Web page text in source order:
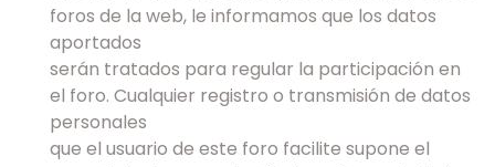
foros de la web, le informamos que los datos
aportados
serán tratados para regular la participación en
el foro. Cualquier registro o transmisión de datos
personales
que el usuario de este foro facilite supone el